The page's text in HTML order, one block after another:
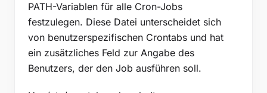
PATH-Variablen für alle Cron-Jobs
festzulegen. Diese Datei unterscheidet sich
von benutzerspezifischen Crontabs und hat
ein zusätzliches Feld zur Angabe des
Benutzers, der den Job ausführen soll.